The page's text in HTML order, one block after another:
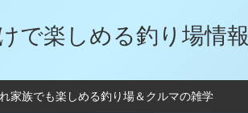
で楽しめる釣り場情報
家族でも楽しめる釣り場＆クルマの雑学